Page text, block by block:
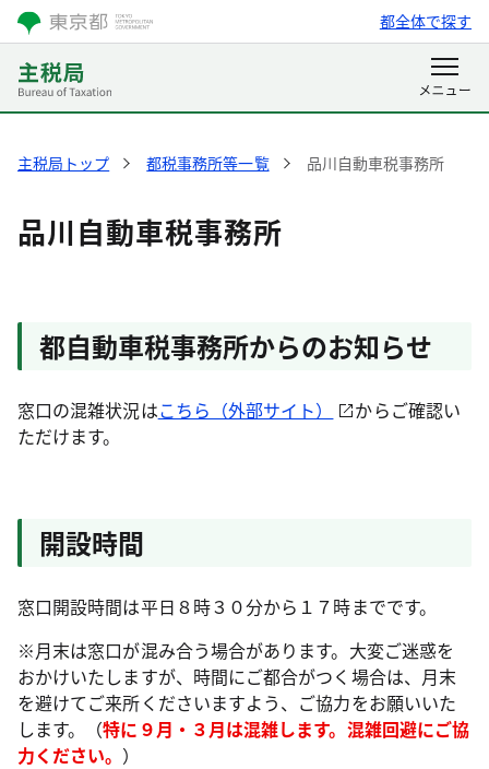
都全体で探す
主税局トップ 都税事務所等一覧 品川自動車税事務所
品川自動車税事務所
都自動車税事務所からのお知らせ
窓口の混雑状況はこちら（外部サイト）
からご確認い
ただけます。
開設時間
窓口開設時間は平日８時３０分から１７時までです。
※月末は窓口が混み合う場合があります。大変ご迷惑を
おかけいたしますが、時間にご都合がつく場合は、月末
を避けてご来所くださいますよう、ご協力をお願いいた
します。（特に９月・３月は混雑します。混雑回避にご協
力ください。 ）